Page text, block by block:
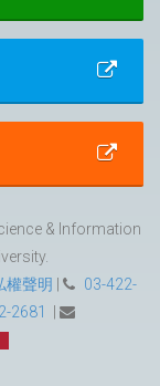
& Information
權聲明
03-422-
2681